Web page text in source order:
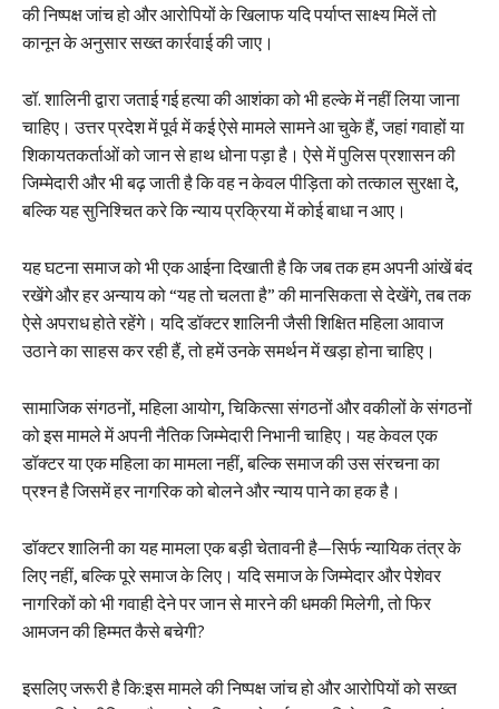
की निष्पक्ष जांच हो और आरोपियों के खिलाफ यदि पर्याप्त साक्ष्य मिलें तो
कानून के अनुसार सख्त कार्रवाई की जाए।
डॉ. शालिनी द्वारा जताई गई हत्या की आशंका को भी हल्के में नहीं लिया जाना
चाहिए। उत्तर प्रदेश में पूर्व में कई ऐसे मामले सामने आ चुके हैं, जहां गवाहों या
शिकायतकर्ताओं को जान से हाथ धोना पड़ा है। ऐसे में पुलिस प्रशासन की
जिम्मेदारी और भी बढ़ जाती है कि वह न केवल पीड़िता को तत्काल सुरक्षा दे,
बल्कि यह सुनिश्चित करे कि न्याय प्रक्रिया में कोई बाधा न आए।
यह घटना समाज को भी एक आईना दिखाती है कि जब तक हम अपनी आंखें बंद
रखेंगे और हर अन्याय को “यह तो चलता है” की मानसिकता से देखेंगे, तब तक
ऐसे अपराध होते रहेंगे। यदि डॉक्टर शालिनी जैसी शिक्षित महिला आवाज
उठाने का साहस कर रही हैं, तो हमें उनके समर्थन में खड़ा होना चाहिए।
सामाजिक संगठनों, महिला आयोग, चिकित्सा संगठनों और वकीलों के संगठनों
को इस मामले में अपनी नैतिक जिम्मेदारी निभानी चाहिए। यह केवल एक
डॉक्टर या एक महिला का मामला नहीं, बल्कि समाज की उस संरचना का
प्रश्न है जिसमें हर नागरिक को बोलने और न्याय पाने का हक है।
डॉक्टर शालिनी का यह मामला एक बड़ी चेतावनी है—सिर्फ न्यायिक तंत्र के
लिए नहीं, बल्कि पूरे समाज के लिए। यदि समाज के जिम्मेदार और पेशेवर
नागरिकों को भी गवाही देने पर जान से मारने की धमकी मिलेगी, तो फिर
आमजन की हिम्मत कैसे बचेगी?
इसलिए जरूरी है कि:इस मामले की निष्पक्ष जांच हो और आरोपियों को सख्त